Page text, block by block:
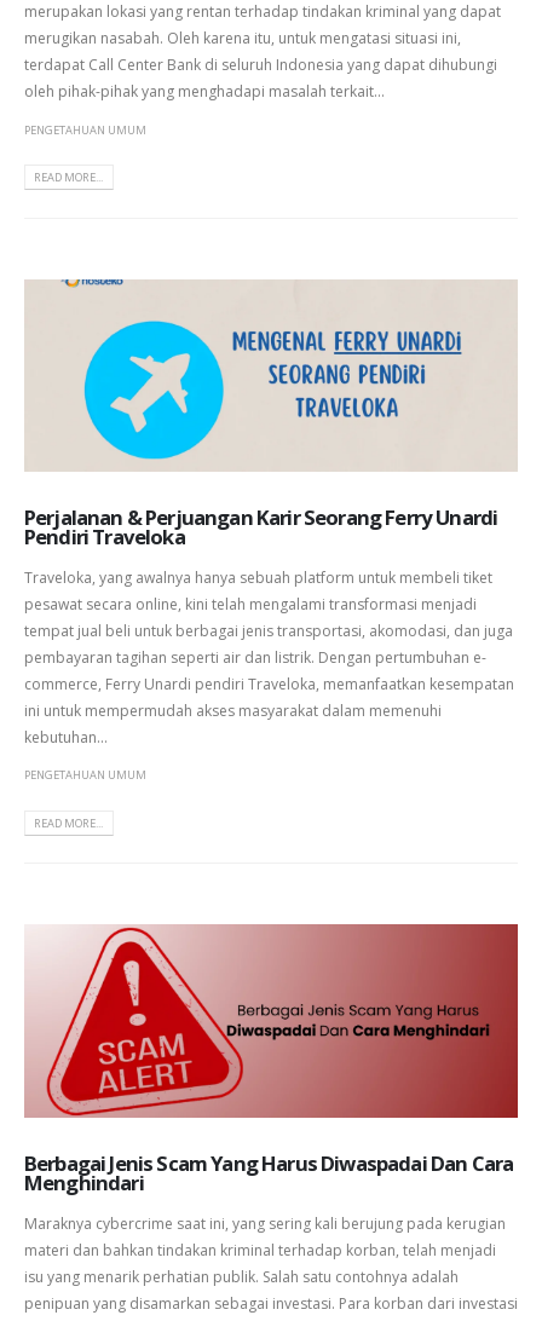
merupakan lokasi yang rentan terhadap tindakan kriminal yang dapat
merugikan nasabah. Oleh karena itu, untuk mengatasi situasi ini,
terdapat Call Center Bank di seluruh Indonesia yang dapat dihubungi
oleh pihak-pihak yang menghadapi masalah terkait...
PENGETAHUAN UMUM
READ MORE...
Perjalanan & Perjuangan Karir Seorang Ferry Unardi
Pendiri Traveloka
Traveloka, yang awalnya hanya sebuah platform untuk membeli tiket
pesawat secara online, kini telah mengalami transformasi menjadi
tempat jual beli untuk berbagai jenis transportasi, akomodasi, dan juga
pembayaran tagihan seperti air dan listrik. Dengan pertumbuhan e-
commerce, Ferry Unardi pendiri Traveloka, memanfaatkan kesempatan
ini untuk mempermudah akses masyarakat dalam memenuhi
kebutuhan...
PENGETAHUAN UMUM
READ MORE...
Berbagai Jenis Scam Yang Harus Diwaspadai Dan Cara
Menghindari
Maraknya cybercrime saat ini, yang sering kali berujung pada kerugian
materi dan bahkan tindakan kriminal terhadap korban, telah menjadi
isu yang menarik perhatian publik. Salah satu contohnya adalah
penipuan yang disamarkan sebagai investasi. Para korban dari investasi